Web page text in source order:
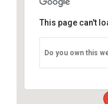
Ecole et salle
Événements
This page can't
Do you own this